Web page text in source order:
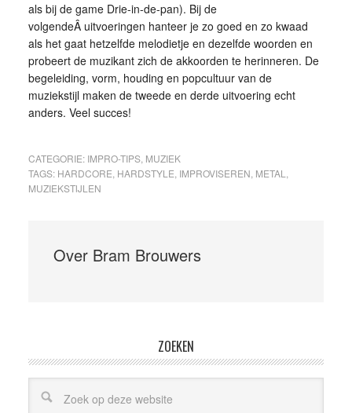
als bij de game Drie-in-de-pan). Bij de
volgendeÂ uitvoeringen hanteer je zo goed en zo kwaad
als het gaat hetzelfde melodietje en dezelfde woorden en
probeert de muzikant zich de akkoorden te herinneren. De
begeleiding, vorm, houding en popcultuur van de
muziekstijl maken de tweede en derde uitvoering echt
anders. Veel succes!
CATEGORIE: IMPRO-TIPS, MUZIEK
TAGS: HARDCORE HARDSTYLE IMPROVISEREN METAL
MUZIEKSTIJLEN
Over Bram Brouwers
ZOEKEN